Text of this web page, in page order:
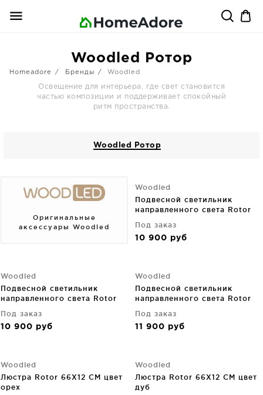
Woodled Ротор
Homeadore Бренды Woodled
Освещение для интерьера, где свет становится
частью композиции и поддерживает спокойный
ритм пространства.
Woodled Ротор
Оригинальные
аксессуары Woodled
Woodled
Подвесной светильник
направленного света Rotor
Под заказ
10 900 руб
Woodled
Подвесной светильник
направленного света Rotor
Под заказ
10 900 руб
Woodled
Подвесной светильник
направленного света Rotor
Под заказ
11 900 руб
Woodled
Люстра Rotor 66X12 CM цвет
орех
Woodled
Люстра Rotor 66X12 CM цвет
дуб